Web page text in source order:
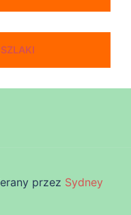
przez Sydney